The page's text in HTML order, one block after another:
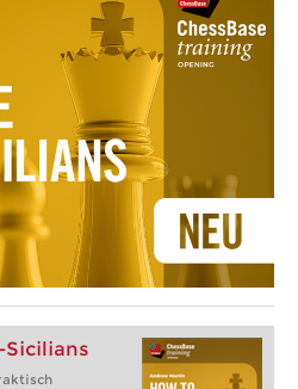
Sicilians